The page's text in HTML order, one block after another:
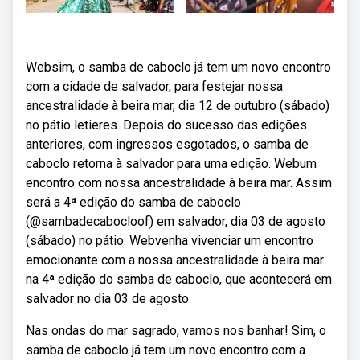
Websim, o samba de caboclo já tem um novo encontro
com a cidade de salvador, para festejar nossa
ancestralidade à beira mar, dia 12 de outubro (sábado)
no pátio letieres. Depois do sucesso das edições
anteriores, com ingressos esgotados, o samba de
caboclo retorna à salvador para uma edição. Webum
encontro com nossa ancestralidade à beira mar. Assim
será a 4ª edição do samba de caboclo
(@sambadecabocloof) em salvador, dia 03 de agosto
(sábado) no pátio. Webvenha vivenciar um encontro
emocionante com a nossa ancestralidade à beira mar
na 4ª edição do samba de caboclo, que acontecerá em
salvador no dia 03 de agosto.
Nas ondas do mar sagrado, vamos nos banhar! Sim, o
samba de caboclo já tem um novo encontro com a